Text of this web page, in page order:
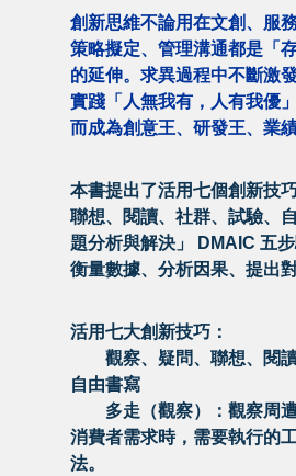
創新思維不論用在文創、服
策略擬定、管理溝通都是「
的延伸。求異過程中不斷激
實踐「人無我有，人有我優
而成為創意王、研發王、業績
本書提出了活用七個創新技
聯想、閱讀、社群、試驗、
題分析與解決」 DMAIC 五步
衡量數據、分析因果、提出
活用七大創新技巧：
觀察、疑問、聯想、閱讀
自由書寫
多走（觀察）：觀察周遭
消費者需求時，需要執行的
法。